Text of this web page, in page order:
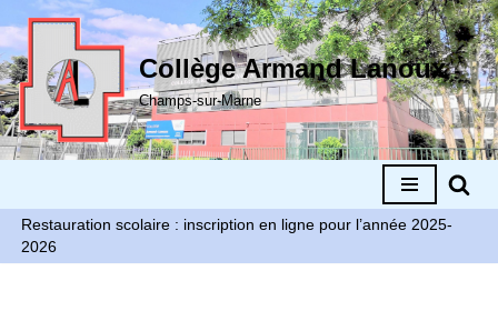
Aller
au
contenu
Collège Armand Lanoux
Champs-sur-Marne
Restauration scolaire : inscription en ligne pour l’année 2025-
2026